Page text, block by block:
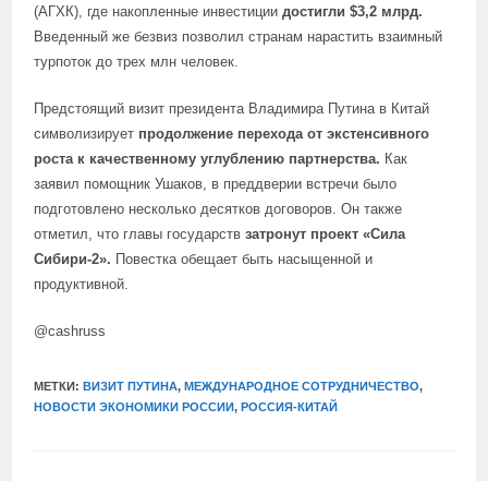
(АГХК), где накопленные инвестициидостигли $3,2 млрд.
Введенный же безвиз позволил странам нарастить взаимный
турпоток до трех млн человек.
Предстоящий визит президента Владимира Путина в Китай
символизирует продолжение перехода от экстенсивного
роста к качественному углублению партнерства. Как
заявил помощник Ушаков, в преддверии встречи было
подготовлено несколько десятков договоров. Он также
отметил, что главы государствзатронут проект «Сила
Сибири-2». Повестка обещает быть насыщенной и
продуктивной.
@cashruss
МЕТКИ:ВИЗИТ ПУТИНА, МЕЖДУНАРОДНОЕ СОТРУДНИЧЕСТВО,
НОВОСТИ ЭКОНОМИКИ РОССИИ, РОССИЯ-КИТАЙ